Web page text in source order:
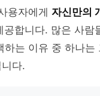
용자에게 자신만의
공합니다. 많은 사람
하는 이유 중 하나는
다.